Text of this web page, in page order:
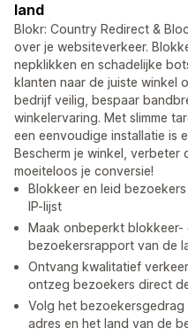
land
Blokr: Country Redirect &
over je websiteverkeer.
nepklikken en schadelijke
klanten naar de juiste winkel
bedrijf veilig, bespaar
winkelervaring. Met slimme
een eenvoudige installatie is
Bescherm je winkel, verbeter
moeiteloos je conversie!
Blokkeer en leid
IP-lijst
Maak onbeperkt blokkeer-
bezoekersrapport van de
Ontvang kwalitatief
ontzeg bezoekers direct
Volg het bezoekersgedrag
adres en het land van de